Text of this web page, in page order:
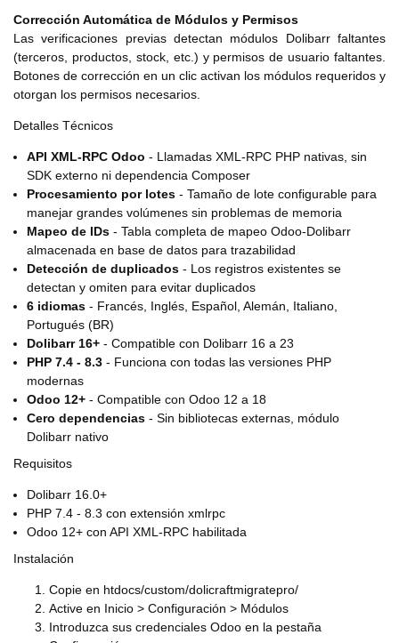
Corrección Automática de Módulos y Permisos
Las verificaciones previas detectan módulos Dolibarr faltantes
(terceros, productos, stock, etc.) y permisos de usuario faltantes.
Botones de corrección en un clic activan los módulos requeridos y
otorgan los permisos necesarios.
Detalles Técnicos
API XML-RPC Odoo - Llamadas XML-RPC PHP nativas, sin
SDK externo ni dependencia Composer
Procesamiento por lotes - Tamaño de lote configurable para
manejar grandes volúmenes sin problemas de memoria
Mapeo de IDs - Tabla completa de mapeo Odoo-Dolibarr
almacenada en base de datos para trazabilidad
Detección de duplicados - Los registros existentes se
detectan y omiten para evitar duplicados
6 idiomas - Francés, Inglés, Español, Alemán, Italiano,
Portugués (BR)
Dolibarr 16+ - Compatible con Dolibarr 16 a 23
PHP 7.4 - 8.3 - Funciona con todas las versiones PHP
modernas
Odoo 12+ - Compatible con Odoo 12 a 18
Cero dependencias - Sin bibliotecas externas, módulo
Dolibarr nativo
Requisitos
Dolibarr 16.0+
PHP 7.4 - 8.3 con extensión xmlrpc
Odoo 12+ con API XML-RPC habilitada
Instalación
Copie en htdocs/custom/dolicraftmigratepro/
Active en Inicio > Configuración > Módulos
Introduzca sus credenciales Odoo en la pestaña